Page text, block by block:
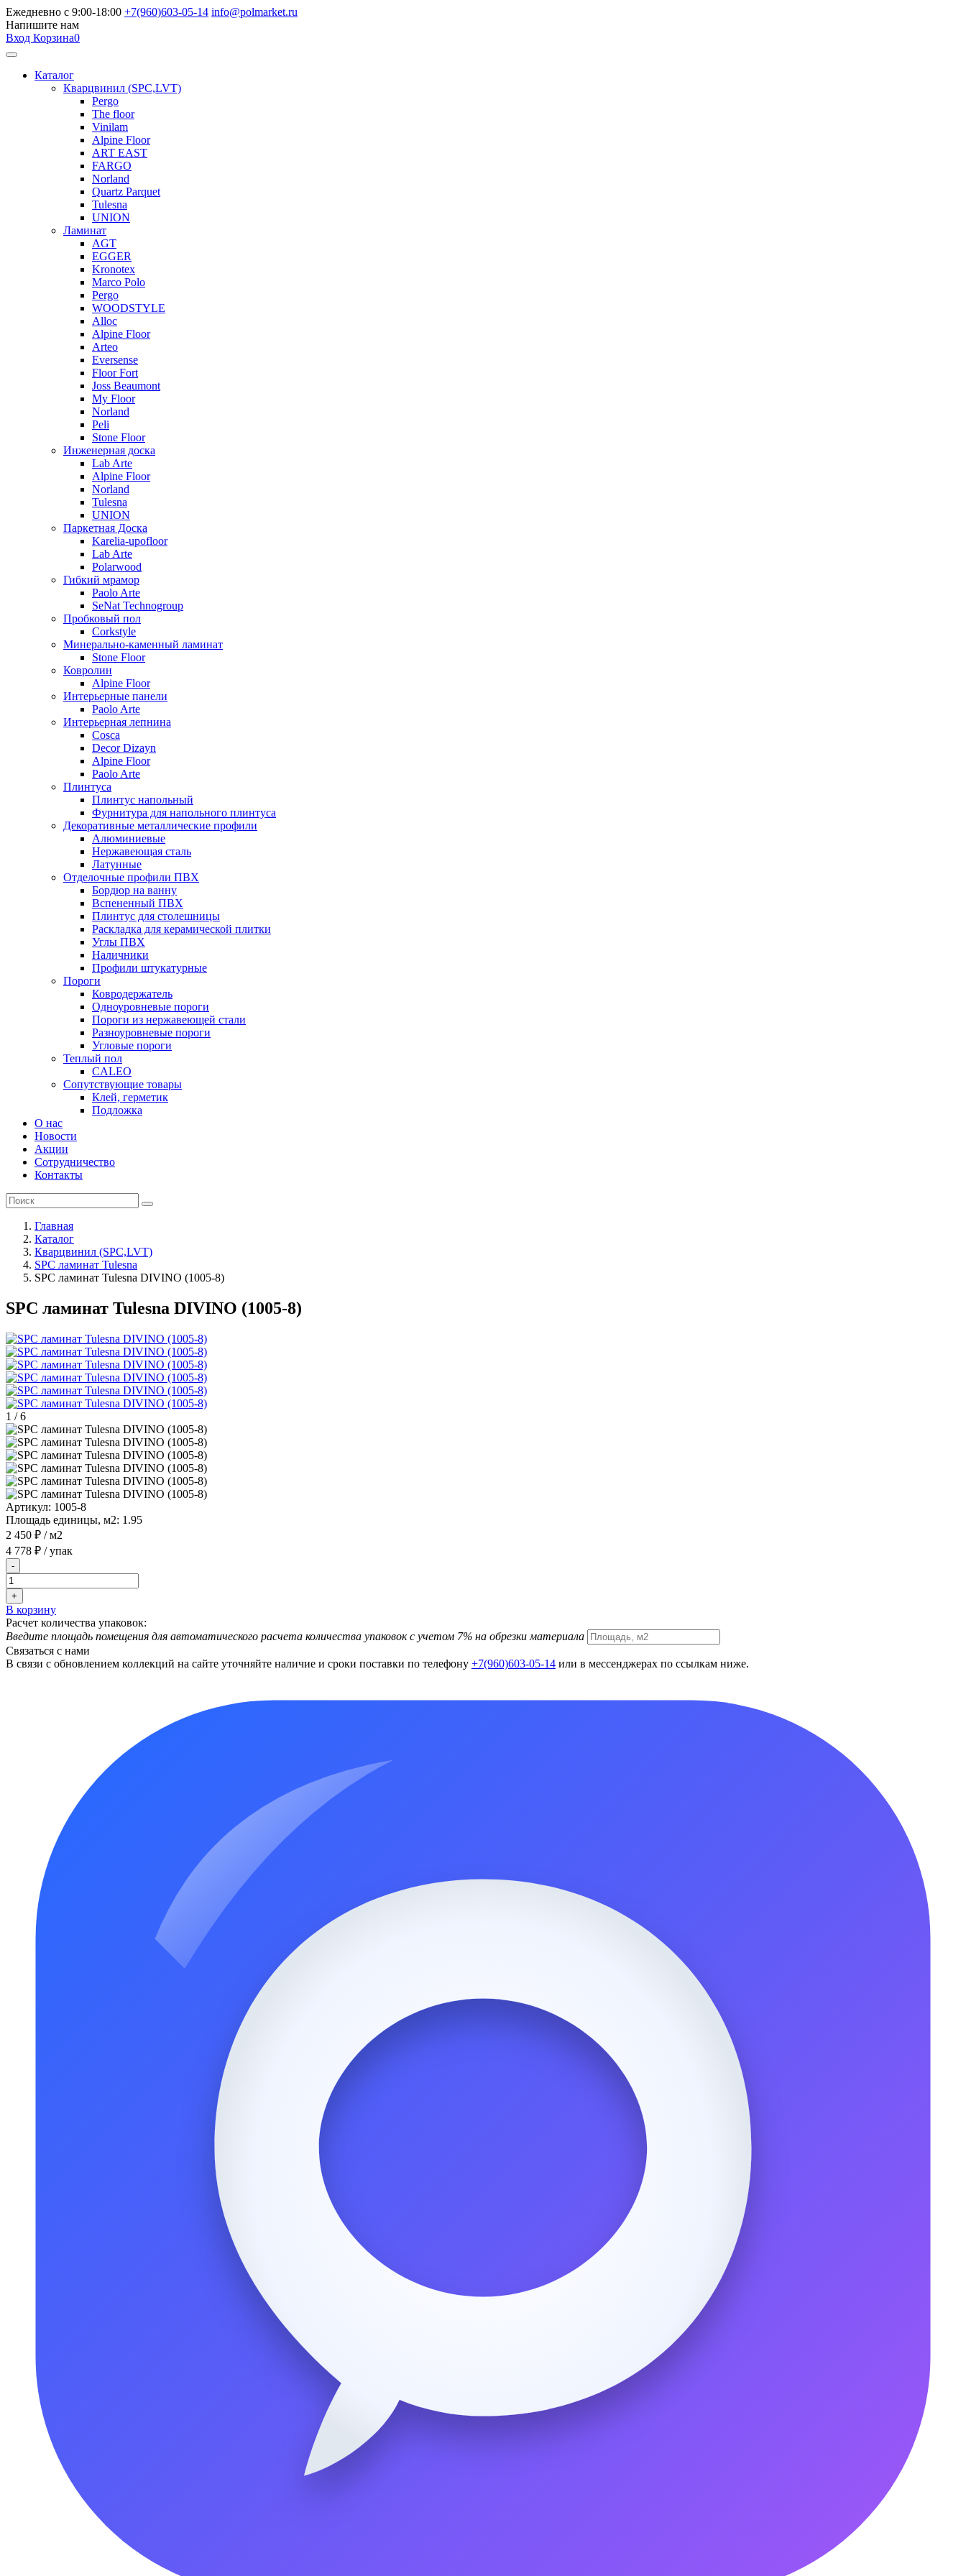
Ежедневно с 9:00-18:00 +7(960)603-05-14 info@polmarket.ru
Напишите нам
Вход Корзина0
Каталог
Кварцвинил (SPC,LVT)
Pergo
The floor
Vinilam
Alpine Floor
ART EAST
FARGO
Norland
Quartz Parquet
Tulesna
UNION
Ламинат
AGT
EGGER
Kronotex
Marco Polo
Pergo
WOODSTYLE
Alloc
Alpine Floor
Arteo
Eversense
Floor Fort
Joss Beaumont
My Floor
Norland
Peli
Stone Floor
Инженерная доска
Lab Arte
Alpine Floor
Norland
Tulesna
UNION
Паркетная Доска
Karelia-upofloor
Lab Arte
Polarwood
Гибкий мрамор
Paolo Arte
SeNat Technogroup
Пробковый пол
Corkstyle
Минерально-каменный ламинат
Stone Floor
Ковролин
Alpine Floor
Интерьерные панели
Paolo Arte
Интерьерная лепнина
Cosca
Decor Dizayn
Alpine Floor
Paolo Arte
Плинтуса
Плинтус напольный
Фурнитура для напольного плинтуса
Декоративные металлические профили
Алюминиевые
Нержавеющая сталь
Латунные
Отделочные профили ПВХ
Бордюр на ванну
Вспененный ПВХ
Плинтус для столешницы
Раскладка для керамической плитки
Углы ПВХ
Наличники
Профили штукатурные
Пороги
Ковродержатель
Одноуровневые пороги
Пороги из нержавеющей стали
Разноуровневые пороги
Угловые пороги
Теплый пол
CALEO
Сопутствующие товары
Клей, герметик
Подложка
О нас
Новости
Акции
Сотрудничество
Контакты
Главная
Каталог
Кварцвинил (SPC,LVT)
SPC ламинат Tulesna
SPC ламинат Tulesna DIVINO (1005-8)
SPC ламинат Tulesna DIVINO (1005-8)
1 /6
Артикул: 1005-8
Площадь единицы, м2: 1.95
2 450 ₽ / м2
4 778 ₽ / упак
-
+
В корзину
Расчет количества упаковок:
Введите площадь помещения для автоматического расчета количества упаковок с учетом 7% на обрезки материала
Связаться с нами
В связи с обновлением коллекций на сайте уточняйте наличие и сроки поставки по телефону +7(960)603-05-14 или в мессенджерах по ссылкам ниже.